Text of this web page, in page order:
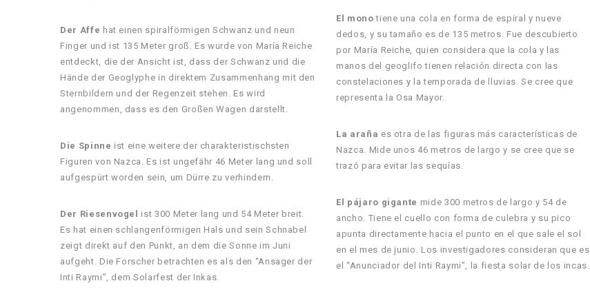
Der Affe hat einen spiralförmigen Schwanz und neun
Finger und ist 135 Meter groß. Es wurde von María Reiche
entdeckt, die der Ansicht ist, dass der Schwanz und die
Hände der Geoglyphe in direktem Zusammenhang mit den
Sternbildern und der Regenzeit stehen. Es wird
angenommen, dass es den Großen Wagen darstellt.
Die Spinne ist eine weitere der charakteristischsten
Figuren von Nazca. Es ist ungefähr 46 Meter lang und soll
aufgespürt worden sein, um Dürre zu verhindern.
Der Riesenvogel
ist 300 Meter lang und 54 Meter breit.
Es hat einen schlangenförmigen Hals und sein Schnabel
zeigt direkt auf den Punkt, an dem die Sonne im Juni
aufgeht. Die Forscher betrachten es als den “Ansager der
Inti Raymi”, dem Solarfest der Inkas.
El mono tiene una cola en forma de espiral y nueve
dedos, y su tamaño es de 135 metros. Fue descubierto
por María Reiche, quien considera que la cola y las
manos del geoglifo tienen relación directa con las
constelaciones y la temporada de lluvias. Se cree que
representa la Osa Mayor.
La araña es otra de las figuras más características de
Nazca. Mide unos 46 metros de largo y se cree que se
trazó para evitar las sequías.
El pájaro gigante mide 300 metros de largo y 54 de
ancho. Tiene el cuello con forma de culebra y su pico
apunta directamente hacia el punto en el que sale el sol
en el mes de junio. Los investigadores consideran que es
el “Anunciador del Inti Raymi”, la fiesta solar de los incas.